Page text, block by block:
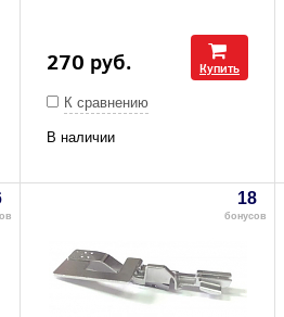
270 руб. Купить
К сравнению
В наличии
18
бонусов